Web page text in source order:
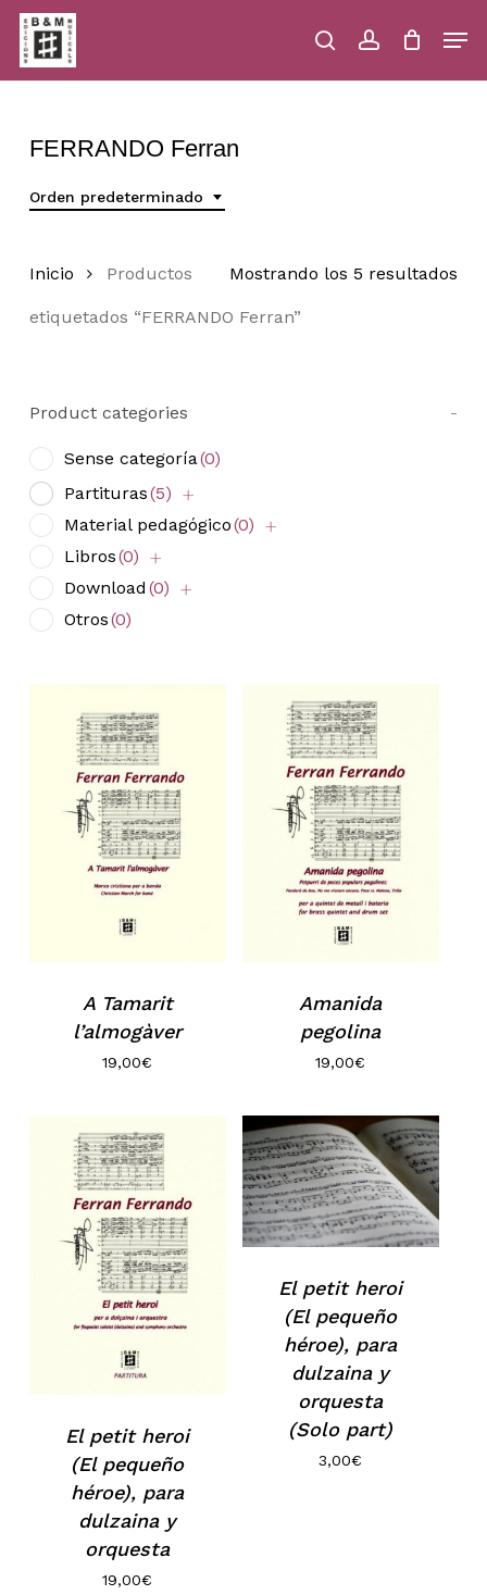
Skip
main
content
searchaccount
Close
FERRANDO Ferran
Orden predeterminado
Mostrando los 5 resultados
Inicio Productos
etiquetados “FERRANDO Ferran”
Product categories -
Sense categoría(0)
Partituras(5)
Material pedagógico(0)
Libros(0)
Download (0)
Otros(0)
A Tamarit
l’almogàver
19,00€
Amanida
pegolina
19,00€
El petit heroi
(El pequeño
héroe), para
dulzaina y
orquesta
19,00€
El petit heroi
(El pequeño
héroe), para
dulzaina y
orquesta
(Solo part)
3,00€
Menu